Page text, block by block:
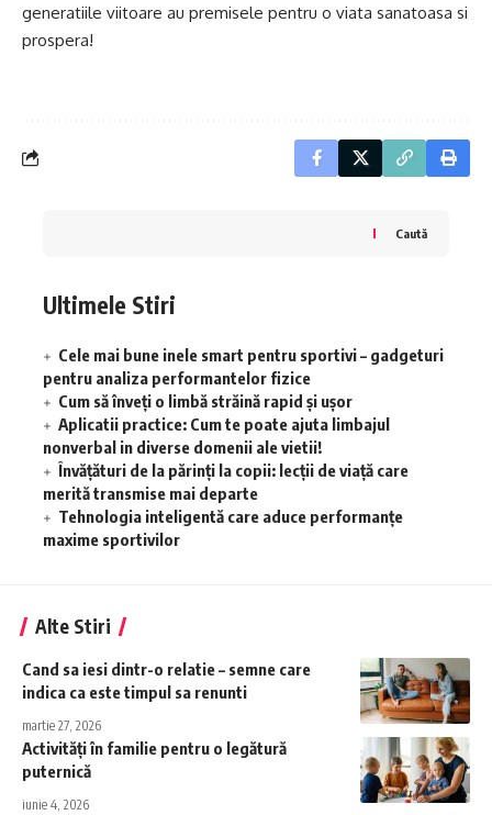
generatiile viitoare au premisele pentru o viata sanatoasa si
prospera!
Caută
Ultimele Stiri
Cele mai bune inele smart pentru sportivi – gadgeturi
pentru analiza performantelor fizice
Cum să înveţi o limbă străină rapid şi uşor
Aplicatii practice: Cum te poate ajuta limbajul
nonverbal in diverse domenii ale vietii!
Învățături de la părinți la copii: lecții de viață care
merită transmise mai departe
Tehnologia inteligentă care aduce performanțe
maxime sportivilor
Alte Stiri
Cand sa iesi dintr-o relatie – semne care
indica ca este timpul sa renunti
martie 27, 2026
Activități în familie pentru o legătură
puternică
iunie 4, 2026